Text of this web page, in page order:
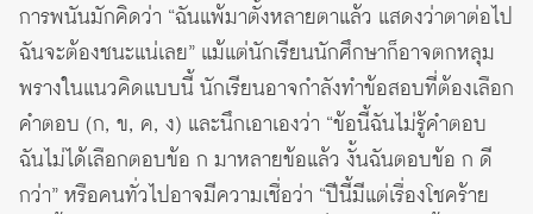
การพนันมักคิดว่า “ฉันแพ้มาตั้งหลายตาแล้ว แสดงว่าตาต่อไป
ฉันจะต้องชนะแน่เลย” แม้แต่นักเรียนนักศึกษาก็อาจตกหลุม
พรางในแนวคิดแบบนี้ นักเรียนอาจกำลังทำข้อสอบที่ต้องเลือก
คำตอบ (ก, ข, ค, ง) และนึกเอาเองว่า “ข้อนี้ฉันไม่รู้คำตอบ
ฉันไม่ได้เลือกตอบข้อ ก มาหลายข้อแล้ว งั้นฉันตอบข้อ ก ดี
กว่า” หรือคนทั่วไปอาจมีความเชื่อว่า “ปีนี้มีแต่เรื่องโชคร้าย